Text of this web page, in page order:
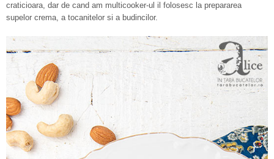
craticioara, dar de cand am multicooker-ul il folosesc la prepararea
supelor crema, a tocanitelor si a budincilor.